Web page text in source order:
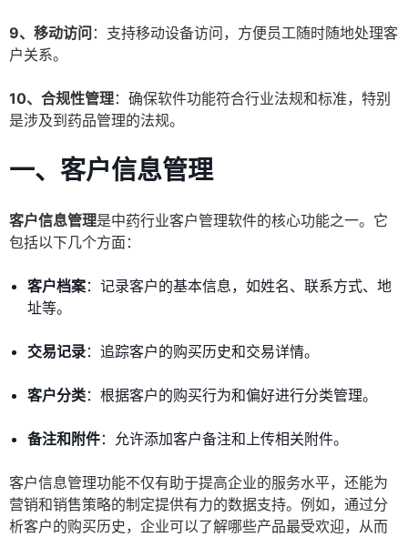
9、移动访问 ：支持移动设备访问，方便员工随时随地处理客
户关系。
10、合规性管理：确保软件功能符合行业法规和标准，特别
是涉及到药品管理的法规。
一、客户信息管理
客户信息管理是中药行业客户管理软件的核心功能之一。它
包括以下几个方面：
客户档案：记录客户的基本信息，如姓名、联系方式、地
址等。
交易记录：追踪客户的购买历史和交易详情。
客户分类：根据客户的购买行为和偏好进行分类管理。
备注和附件：允许添加客户备注和上传相关附件。
客户信息管理功能不仅有助于提高企业的服务水平，还能为
营销和销售策略的制定提供有力的数据支持。例如，通过分
析客户的购买历史，企业可以了解哪些产品最受欢迎，从而